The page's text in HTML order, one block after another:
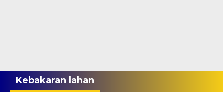
Kebakaran lahan